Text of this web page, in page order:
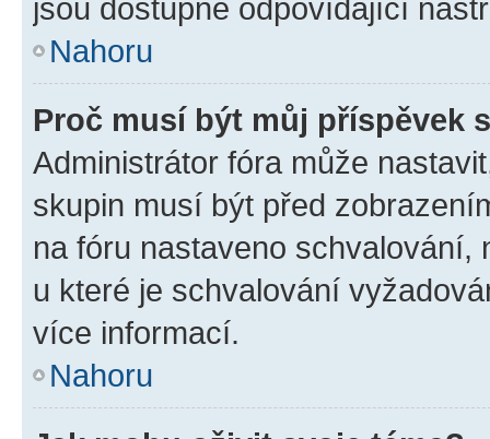
jsou dostupné odpovídající
Nahoru
Proč musí být můj příspěvek
Administrátor fóra může
skupin musí být před
na fóru nastaveno schvalování,
u které je schvalování
více informací.
Nahoru